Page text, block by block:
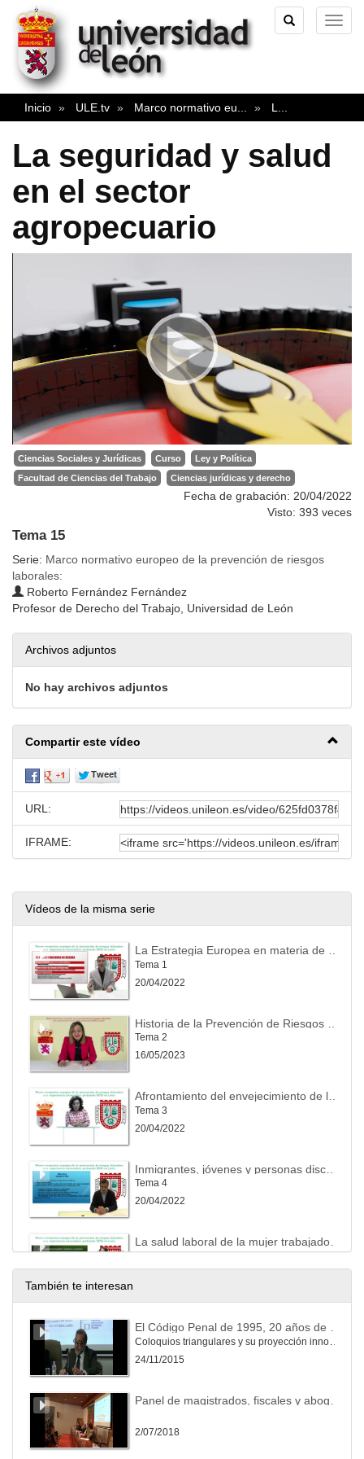
TOGGLE
SEARCH
Inicio ULE.tv Marco normativo eu L
La seguridad y salud
en el sector
agropecuario
Ciencias Sociales y Jurídicas Curso
Ley y Política
Facultad de Ciencias del Trabajo
Ciencias jurídicas y derecho
Fecha de grabación: 20/04/2022
Visto: 393 veces
Tema 15
Serie: Marco normativo europeo de la prevención de riesgos
laborales:
Roberto Fernández Fernández
Profesor de Derecho del Trabajo, Universidad de León
Archivos adjuntos
No hay archivos adjuntos
Compartir este vídeo
URL:
IFRAME:
Vídeos de la misma serie
Tema 1
20/04/2022
Tema 2
16/05/2023
Tema 3
20/04/2022
Tema 4
20/04/2022
Tema 6
20/04/2022
Tema 7
También te interesan
24/11/2015
2/07/2018